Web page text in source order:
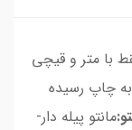
با متر و قیچی
چاپ رسیده
مانتو پیله دار-